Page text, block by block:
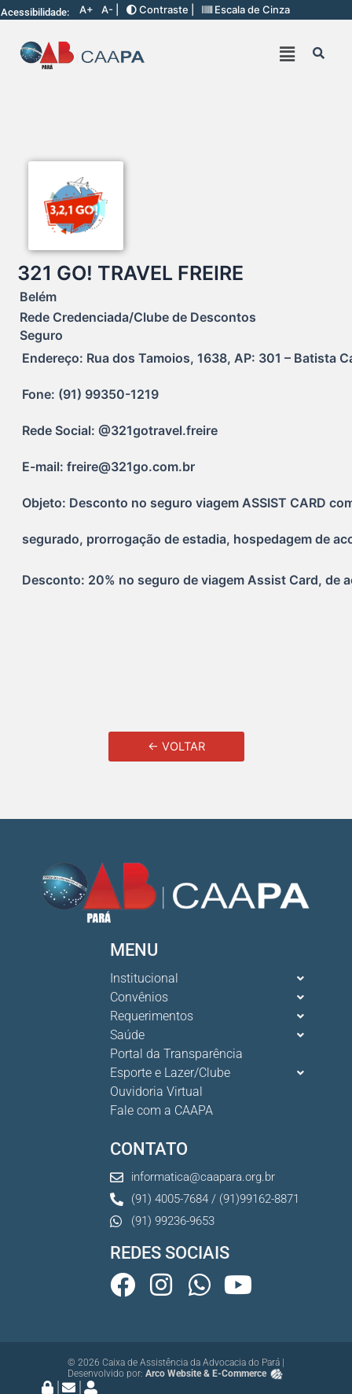
Acessibilidade: A+ A- | Contraste | Escala de Cinza
321 GO! TRAVEL FREIRE
Belém
Rede Credenciada/Clube de Descontos
Seguro
Endereço: Rua dos Tamoios, 1638, AP: 301 – Batista
Fone: (91) 99350-1219
Rede Social: @321gotravel.freire
E-mail: freire@321go.com.br
Objeto: Desconto no seguro viagem ASSIST CARD
segurado, prorrogação de estadia, hospedagem de
Desconto: 20% no seguro de viagem Assist Card, de
← VOLTAR
MENU
Institucional
Convênios
Requerimentos
Saúde
Portal da Transparência
Esporte e Lazer/Clube
Ouvidoria Virtual
Fale com a CAAPA
CONTATO
informatica@caapara.org.br
(91) 4005-7684 / (91)99162-8871
(91) 99236-9653
REDES SOCIAIS
© 2026 Caixa de Assistência da Advocacia do Pará |
Desenvolvido por: Arco Website & E-Commerce